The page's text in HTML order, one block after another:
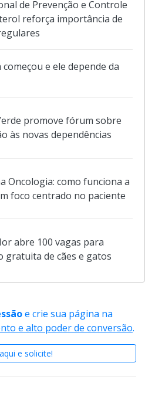
explica como a baixa
pode aparecer na pele
reforça importância de
e ele depende da
às novas dependências
foco centrado no paciente
e crie sua página na
e alto poder de conversão.